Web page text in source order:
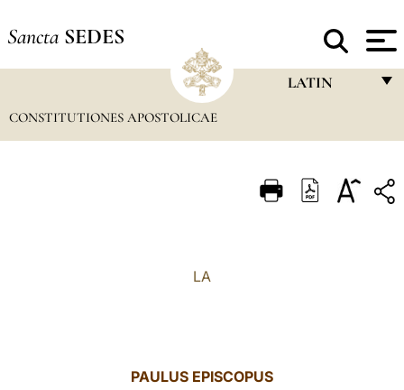
Sancta SEDES
LATIN
ITALIANO
CONSTITUTIONES APOSTOLICAE
LA
PAULUS EPISCOPUS